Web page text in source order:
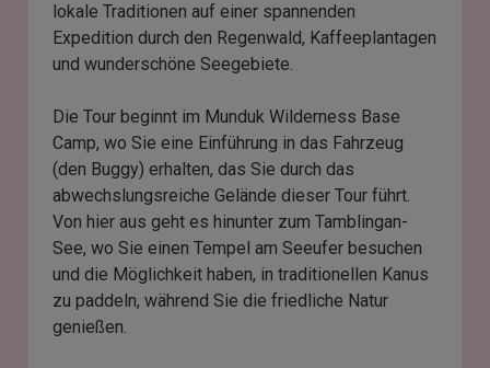
lokale Traditionen auf einer spannenden
Expedition durch den Regenwald, Kaffeeplantagen
und wunderschöne Seegebiete.
Die Tour beginnt im Munduk Wilderness Base
Camp, wo Sie eine Einführung in das Fahrzeug
(den Buggy) erhalten, das Sie durch das
abwechslungsreiche Gelände dieser Tour führt.
Von hier aus geht es hinunter zum Tamblingan-
See, wo Sie einen Tempel am Seeufer besuchen
und die Möglichkeit haben, in traditionellen Kanus
zu paddeln, während Sie die friedliche Natur
genießen.